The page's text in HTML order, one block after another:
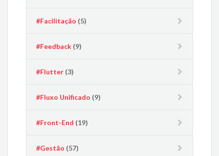
#Facilitação (5)
#Feedback (9)
#Flutter (3)
#Fluxo Unificado (9)
#Front-End (19)
#Gestão (57)